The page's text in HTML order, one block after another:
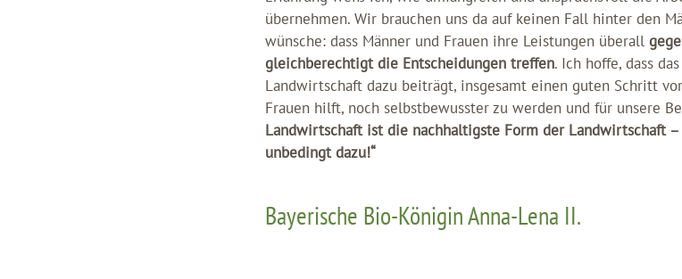
übernehmen. Wir brauchen uns da auf keinen Fall hinter den
wünsche: dass Männer und Frauen ihre Leistungen überall
gleichberechtigt die Entscheidungen treffen. Ich hoffe, dass
Landwirtschaft dazu beiträgt, insgesamt einen guten Schritt
Frauen hilft, noch selbstbewusster zu werden und für unsere
Landwirtschaft ist die nachhaltigste Form der Landwirtschaft
unbedingt dazu!“
Bayerische Bio-Königin Anna-Lena II.